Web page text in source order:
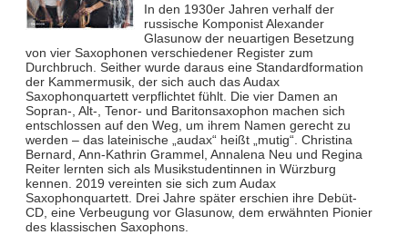
In den 1930er Jahren verhalf der
russische Komponist Alexander
Glasunow der neuartigen Besetzung
von vier Saxophonen verschiedener Register zum
Durchbruch. Seither wurde daraus eine Standardformation
der Kammermusik, der sich auch das Audax
Saxophonquartett verpflichtet fühlt. Die vier Damen an
Sopran-, Alt-, Tenor- und Baritonsaxophon machen sich
entschlossen auf den Weg, um ihrem Namen gerecht zu
werden – das lateinische „audax“ heißt „mutig“. Christina
Bernard, Ann-Kathrin Grammel, Annalena Neu und Regina
Reiter lernten sich als Musikstudentinnen in Würzburg
kennen. 2019 vereinten sie sich zum Audax
Saxophonquartett. Drei Jahre später erschien ihre Debüt-
CD, eine Verbeugung vor Glasunow, dem erwähnten Pionier
des klassischen Saxophons.